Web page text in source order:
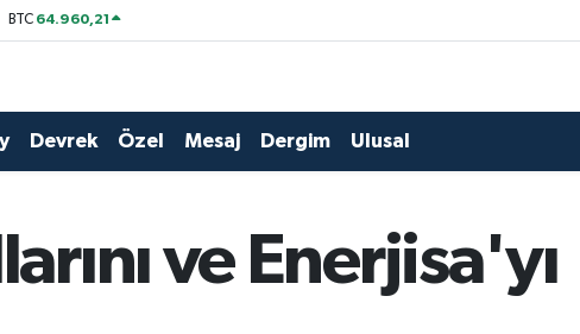
BTC 64.960,21
Devrek Özel Mesaj Dergim Ulusal
ve Enerjisa'yı